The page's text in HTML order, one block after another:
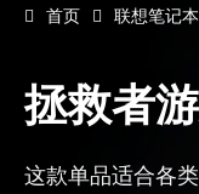
首页 联想笔记本
拯救者
这款单品适合各